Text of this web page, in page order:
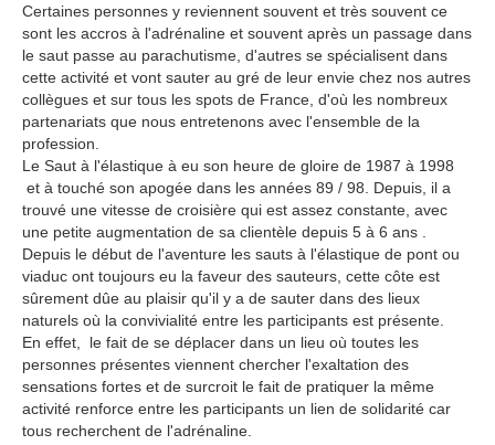
Certaines personnes y reviennent souvent et très souvent ce
sont les accros à l'adrénaline et souvent après un passage dans
le saut passe au parachutisme, d'autres se spécialisent dans
cette activité et vont sauter au gré de leur envie chez nos autres
collègues et sur tous les spots de France, d'où les nombreux
partenariats que nous entretenons avec l'ensemble de la
profession.
Le Saut à l'élastique à eu son heure de gloire de 1987 à 1998
et à touché son apogée dans les années 89 / 98. Depuis, il a
trouvé une vitesse de croisière qui est assez constante, avec
une petite augmentation de sa clientèle depuis 5 à 6 ans .
Depuis le début de l'aventure les sauts à l'élastique de pont ou
viaduc ont toujours eu la faveur des sauteurs, cette côte est
sûrement dûe au plaisir qu'il y a de sauter dans des lieux
naturels où la convivialité entre les participants est présente.
En effet, le fait de se déplacer dans un lieu où toutes les
personnes présentes viennent chercher l'exaltation des
sensations fortes et de surcroit le fait de pratiquer la même
activité renforce entre les participants un lien de solidarité car
tous recherchent de l'adrénaline.